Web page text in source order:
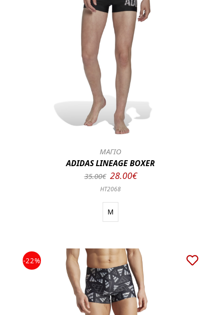
ΜΑΓΙΟ
ADIDAS LINEAGE BOXER
35.00€ 28.00€
HT2068
M
-22%